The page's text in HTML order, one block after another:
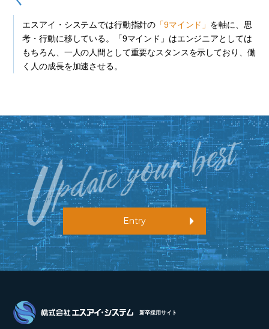
エスアイ・システムでは行動指針の 「9マインド」 を軸に、思
考・行動に移している。「9マインド」はエンジニアとしては
もちろん、一人の人間として重要なスタンスを示しており、働
く人の成長を加速させる。
Entry
新卒採用サイト